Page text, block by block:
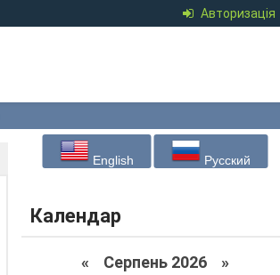
Авторизація
English Русский
Календар
« Серпень 2026 »